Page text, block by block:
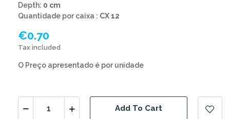
Depth: 0 cm
Quantidade por caixa : CX 12
€0.70
Tax included
O Preço apresentado é por unidade
Add To Cart